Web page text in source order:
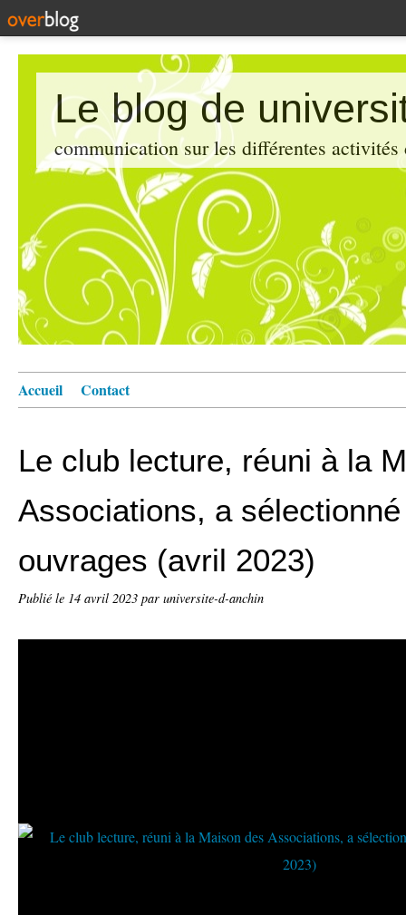
Le blog de
communication sur les différentes
Accueil Contact
Le club lecture, réuni à la
Associations, a
ouvrages (avril 2023)
Publié le 14 avril 2023 par universite-d-anchin